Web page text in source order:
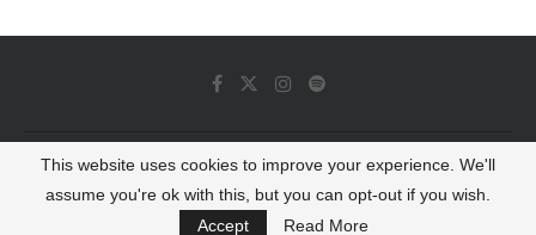
© 2022 - Luminous Dash All Rights Reserved
BACK TO TOP
This website uses cookies to improve your experience. We'll
assume you're ok with this, but you can opt-out if you wish.
Accept
Read More